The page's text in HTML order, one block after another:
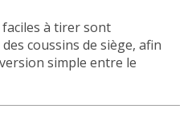
à tirer sont
coussins de siège, afin
simple entre le